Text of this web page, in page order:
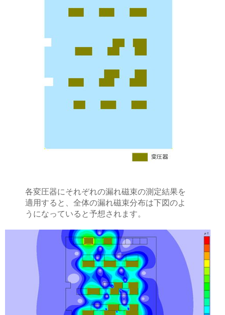
各変圧器にそれぞれの漏れ磁束の測定結果を
適用すると、全体の漏れ磁束分布は下図のよ
うになっていると予想されます。